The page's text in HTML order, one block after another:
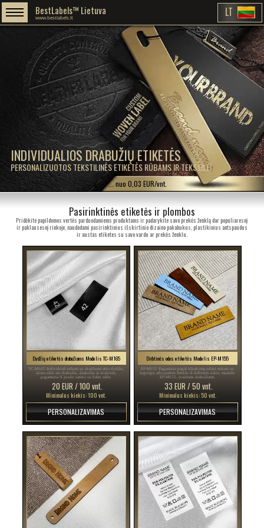
INDIVIDUALIOS DRABUŽIŲ ETIKETĖS
PERSONALIZUOTOS TEKSTILINĖS ETIKETĖS RŪBAMS IR TEKSTILEI
BestLabels™ Lietuva
www.bestlabels.lt LT
... nuo 0,03 EUR/vnt.
Pasirinktinės etiketės ir plombos
Pridėkite papildomos vertės parduodamiems produktams ir padarykite savo prekės ženklą dar populiaresnį
ir paklausesnį rinkoje, naudodami pasirinktinius išskirtinio dizaino pakabukus, plastikinius antspaudus
ir austas etiketes su savo vardu ar prekės ženklu.
Dydžių etiketės drabužiams Modelis TC-M165
TC-M165 Individuali etiketė su skaičiumi arba dydžiu,
skirta siūti ant drabužio, drabužių ar avalynės,
pagaminta iš juodo satino su baltu raštu.
20 EUR / 100 vnt.
Minimalus kiekis: 100 vnt.
PERSONALIZAVIMAS
Dirbtinės odos etiketės Modelis EP-M155
EP-M155 Pagaminta pagal užsakymą odinė etiketė su
logotipu arba prekės ženklu iš dirbtinės odos, modelis
EP-M155, įvairiems drabužiams.
33 EUR / 50 vnt.
Minimalus kiekis: 50 vnt.
PERSONALIZAVIMAS